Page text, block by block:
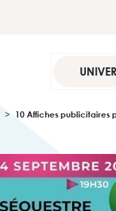
10 Affiches publicitaires